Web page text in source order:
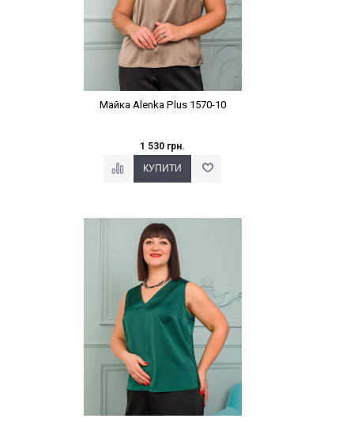
Майка Alenka Plus 1570-10
1 530 грн.
Наклейки Варіант з %